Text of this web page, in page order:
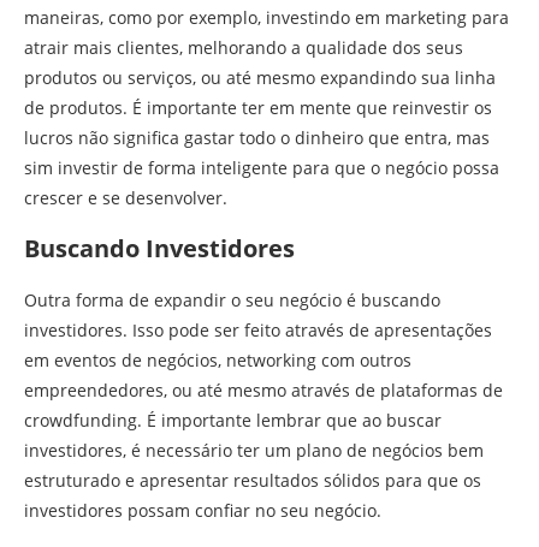
maneiras, como por exemplo, investindo em marketing para
atrair mais clientes, melhorando a qualidade dos seus
produtos ou serviços, ou até mesmo expandindo sua linha
de produtos. É importante ter em mente que reinvestir os
lucros não significa gastar todo o dinheiro que entra, mas
sim investir de forma inteligente para que o negócio possa
crescer e se desenvolver.
Buscando Investidores
Outra forma de expandir o seu negócio é buscando
investidores. Isso pode ser feito através de apresentações
em eventos de negócios, networking com outros
empreendedores, ou até mesmo através de plataformas de
crowdfunding. É importante lembrar que ao buscar
investidores, é necessário ter um plano de negócios bem
estruturado e apresentar resultados sólidos para que os
investidores possam confiar no seu negócio.